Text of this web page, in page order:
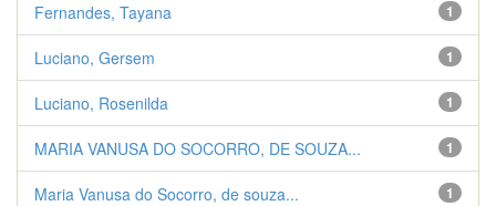
1
Fernandes, Tayana
1
Luciano, Gersem
1
Luciano, Rosenilda
1
MARIA VANUSA DO SOCORRO, DE SOUZA...
1
Maria Vanusa do Socorro, de souza...